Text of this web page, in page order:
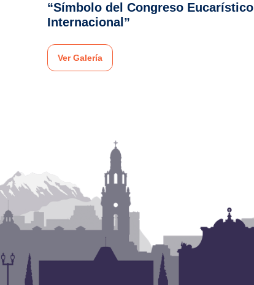
“Símbolo del Congreso Eucarístico
Internacional”
Ver Galería